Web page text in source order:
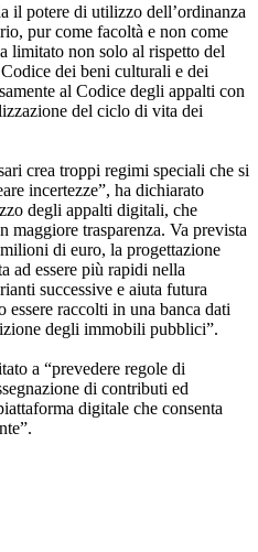
il potere di utilizzo dell’ordinanza
pur come facoltà e non come
limitato non solo al rispetto del
dei beni culturali e dei
al Codice degli appalti con
del ciclo di vita dei
crea troppi regimi speciali che si
incertezze”, ha dichiarato
degli appalti digitali, che
maggiore trasparenza. Va prevista
di euro, la progettazione
ad essere più rapidi nella
successive e aiuta futura
raccolti in una banca dati
degli immobili pubblici”.
a “prevedere regole di
di contributi ed
digitale che consenta